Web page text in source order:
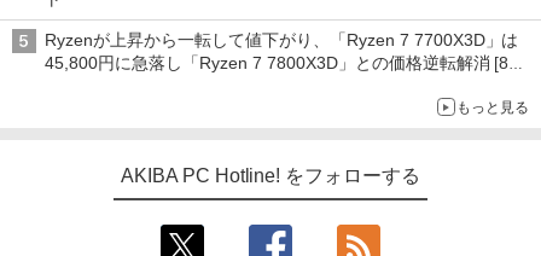
Ryzenが上昇から一転して値下がり、「Ryzen 7 7700X3D」は
45,800円に急落し「Ryzen 7 7800X3D」との価格逆転解消 [8月
もっと見る
AKIBA PC Hotline! をフォローする